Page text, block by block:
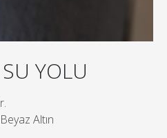
YOLU
Altın